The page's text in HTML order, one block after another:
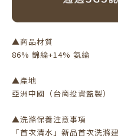
▲商品材質
86% 錦綸+14% 氨綸
▲產地
亞洲中國（台商投資監製）
▲洗滌保養注意事項
「首次清水」新品首次洗滌